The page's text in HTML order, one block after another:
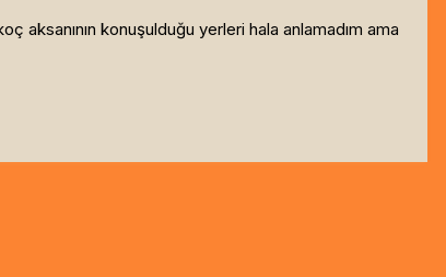
aksanının konuşulduğu yerleri hala anlamadım ama